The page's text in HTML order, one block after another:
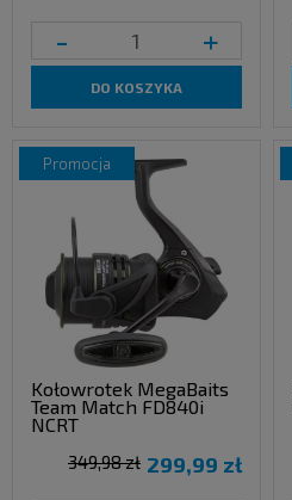
- +
DO KOSZYKA
Kołowrotek MegaBaits
Team Match FD840i
NCRT
299,99 zł
349,98 zł
promocja